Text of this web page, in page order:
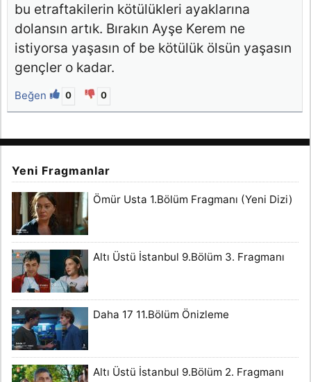
bu etraftakilerin kötülükleri ayaklarına
dolansın artık. Bırakın Ayşe Kerem ne
istiyorsa yaşasın of be kötülük ölsün yaşasın
gençler o kadar.
Beğen 0 0
Yeni Fragmanlar
Ömür Usta 1.Bölüm Fragmanı (Yeni Dizi)
Altı Üstü İstanbul 9.Bölüm 3. Fragmanı
Daha 17 11.Bölüm Önizleme
Altı Üstü İstanbul 9.Bölüm 2. Fragmanı